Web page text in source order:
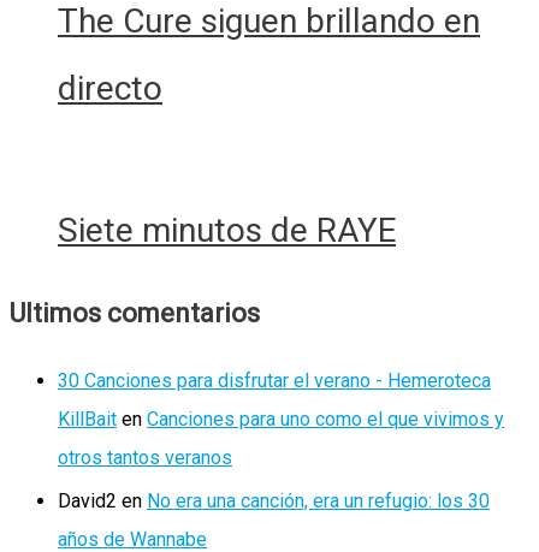
The Cure siguen brillando en
directo
Siete minutos de RAYE
Ultimos comentarios
30 Canciones para disfrutar el verano - Hemeroteca
KillBait en Canciones para uno como el que vivimos y
otros tantos veranos
David2 en No era una canción, era un refugio: los 30
años de Wannabe